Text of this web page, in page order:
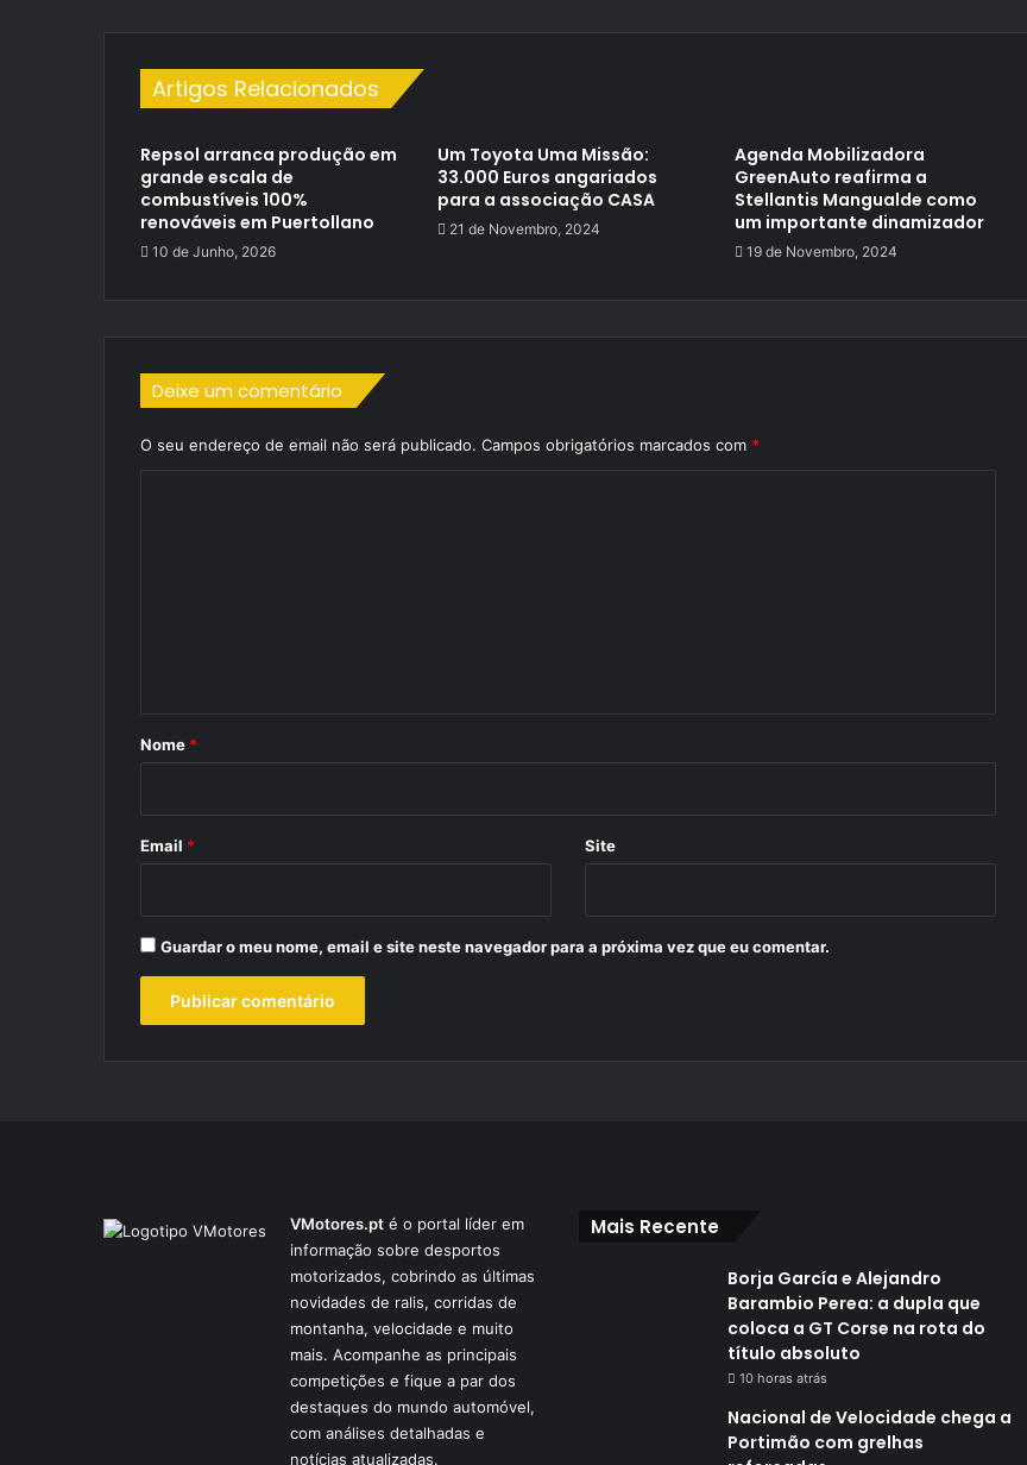
Artigos Relacionados
Repsol arranca produção em
grande escala de
combustíveis 100%
renováveis em Puertollano
10 de Junho, 2026
Um Toyota Uma Missão:
33.000 Euros angariados
para a associação CASA
21 de Novembro, 2024
Agenda Mobilizadora
GreenAuto reafirma a
Stellantis Mangualde como
um importante dinamizador
19 de Novembro, 2024
Deixe um comentário
O seu endereço de email não será publicado. Campos obrigatórios marcados com *
r
*
Nome *
Email * Site
Guardar o meu nome, email e site neste navegador para a próxima vez que eu comentar.
VMotores.pt é o portal líder em
informação sobre desportos
motorizados, cobrindo as últimas
novidades de ralis, corridas de
montanha, velocidade e muito
mais. Acompanhe as principais
competições e fique a par dos
destaques do mundo automóvel,
com análises detalhadas e
notícias atualizadas.
Mais Recente
Borja García e Alejandro
Barambio Perea: a dupla que
coloca a GT Corse na rota do
título absoluto
10 horas atrás
Nacional de Velocidade chega a
Portimão com grelhas